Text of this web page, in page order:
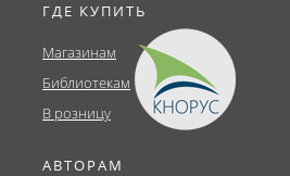
ГДЕ КУПИТЬ
Магазинам
Библиотекам
В розницу
АВТОРАМ